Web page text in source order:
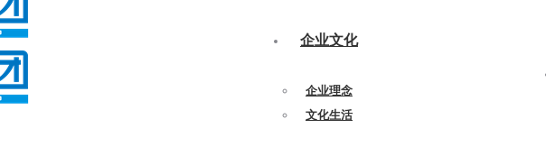
企业文化
企业理念
文化生活